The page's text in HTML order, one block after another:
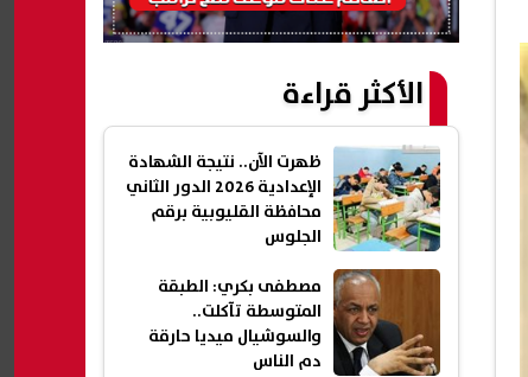
الأكثر قراءة
ظهرت الآن.. نتيجة الشهادة
الإعدادية 2026 الدور الثاني
محافظة القليوبية برقم
الجلوس
مصطفى بكري: الطبقة
المتوسطة تآكلت..
والسوشيال ميديا حارقة
دم الناس